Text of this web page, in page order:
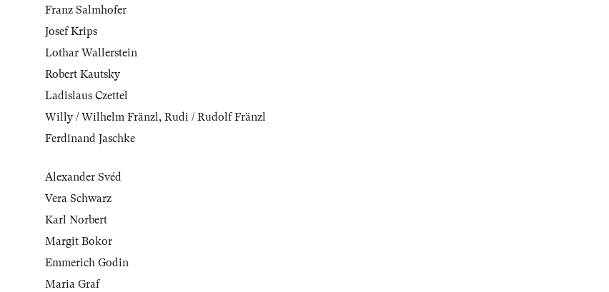
Franz Salmhofer
Josef Krips
Lothar Wallerstein
Robert Kautsky
Ladislaus Czettel
Willy / Wilhelm Fränzl, Rudi / Rudolf Fränzl
Ferdinand Jaschke
Alexander Svéd
Vera Schwarz
Karl Norbert
Margit Bokor
Emmerich Godin
Maria Graf